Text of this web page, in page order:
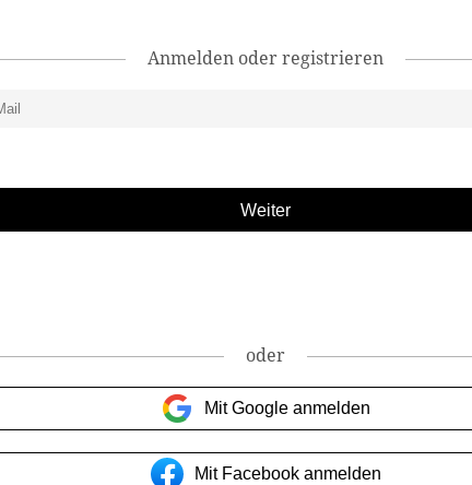
Anmelden oder registrieren
oder
Mit Google anmelden
Mit Facebook anmelden